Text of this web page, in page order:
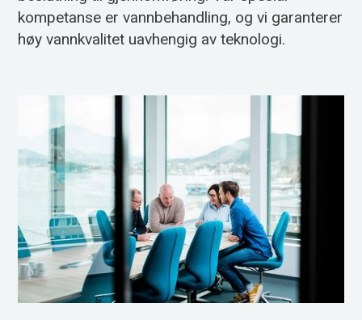
kompetanse er vannbehandling, og vi garanterer
høy vannkvalitet ­uavhengig av teknologi.